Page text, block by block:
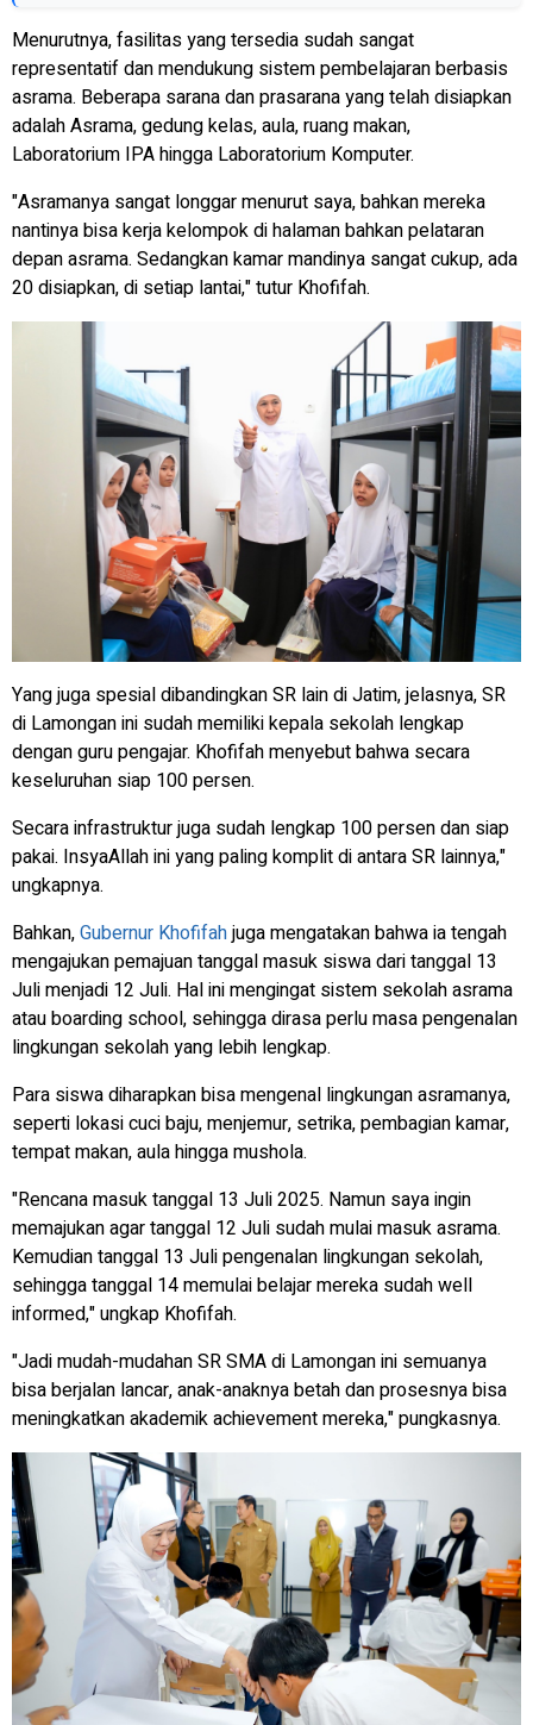
Menurutnya, fasilitas yang tersedia sudah sangat
representatif dan mendukung sistem pembelajaran berbasis
asrama. Beberapa sarana dan prasarana yang telah disiapkan
adalah Asrama, gedung kelas, aula, ruang makan,
Laboratorium IPA hingga Laboratorium Komputer.
"Asramanya sangat longgar menurut saya, bahkan mereka
nantinya bisa kerja kelompok di halaman bahkan pelataran
depan asrama. Sedangkan kamar mandinya sangat cukup, ada
20 disiapkan, di setiap lantai," tutur Khofifah.
Yang juga spesial dibandingkan SR lain di Jatim, jelasnya, SR
di Lamongan ini sudah memiliki kepala sekolah lengkap
dengan guru pengajar. Khofifah menyebut bahwa secara
keseluruhan siap 100 persen.
Secara infrastruktur juga sudah lengkap 100 persen dan siap
pakai. InsyaAllah ini yang paling komplit di antara SR lainnya,"
ungkapnya.
Bahkan,Gubernur Khofifahjuga mengatakan bahwa ia tengah
mengajukan pemajuan tanggal masuk siswa dari tanggal 13
Juli menjadi 12 Juli. Hal ini mengingat sistem sekolah asrama
atau boarding school, sehingga dirasa perlu masa pengenalan
lingkungan sekolah yang lebih lengkap.
Para siswa diharapkan bisa mengenal lingkungan asramanya,
seperti lokasi cuci baju, menjemur, setrika, pembagian kamar,
tempat makan, aula hingga mushola.
"Rencana masuk tanggal 13 Juli 2025. Namun saya ingin
memajukan agar tanggal 12 Juli sudah mulai masuk asrama.
Kemudian tanggal 13 Juli pengenalan lingkungan sekolah,
sehingga tanggal 14 memulai belajar mereka sudah well
informed," ungkap Khofifah.
"Jadi mudah-mudahan SR SMA di Lamongan ini semuanya
bisa berjalan lancar, anak-anaknya betah dan prosesnya bisa
meningkatkan akademik achievement mereka," pungkasnya.